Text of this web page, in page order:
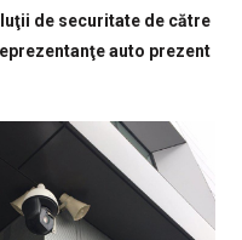
de securitate de către
auto prezent